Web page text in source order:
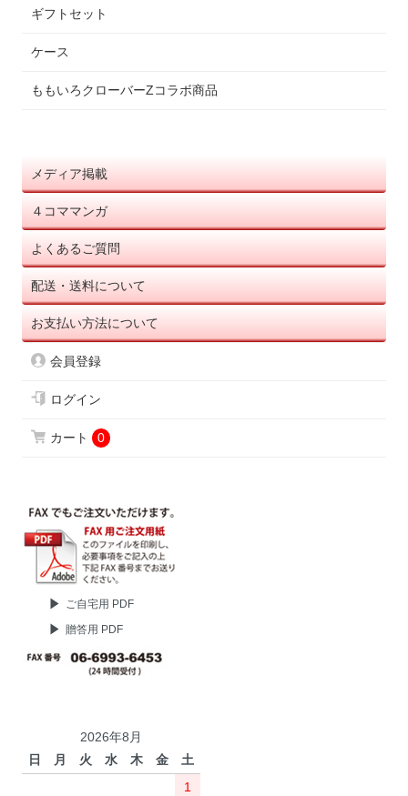
ギフトセット
ケース
ももいろクローバーZコラボ商品
メディア掲載
４コママンガ
よくあるご質問
配送・送料について
お支払い方法について
会員登録
ログイン
カート 0
ご自宅用 PDF
贈答用 PDF
2026年8月
日
月 火 水 木 金
土
1